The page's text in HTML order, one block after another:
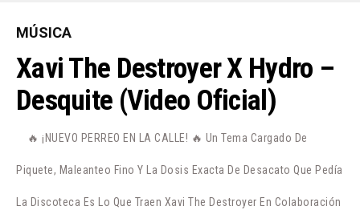
MÚSICA
Xavi The Destroyer X Hydro –
Desquite (Video Oficial)
🔥 ¡NUEVO PERREO EN LA CALLE! 🔥 Un Tema Cargado De
Piquete, Maleanteo Fino Y La Dosis Exacta De Desacato Que Pedía
La Discoteca Es Lo Que Traen Xavi The Destroyer En Colaboración